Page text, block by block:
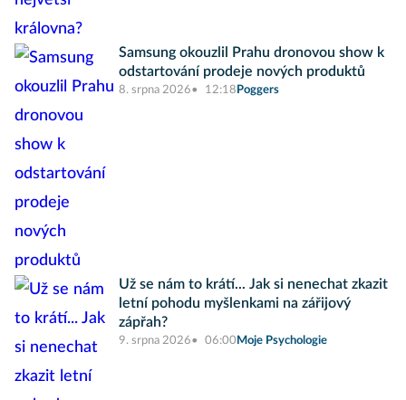
Samsung okouzlil Prahu dronovou show k
odstartování prodeje nových produktů
8. srpna 2026 12:18 Poggers
Už se nám to krátí... Jak si nenechat zkazit
letní pohodu myšlenkami na zářijový
zápřah?
9. srpna 2026 06:00 Moje Psychologie